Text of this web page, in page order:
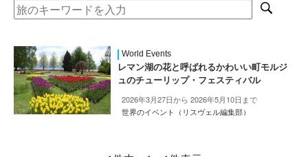
World Events
レマン湖の花と呼ばれるかわいい町モルジ
ュのチューリップ・フェスティバル
2026年3月27日から 2026年5月10日まで
世界のイベント（リスヴェル編集部）